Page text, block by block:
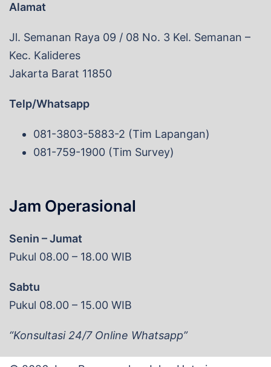
Alamat
Jl. Semanan Raya 09 / 08 No. 3 Kel. Semanan –
Kec. Kalideres
Jakarta Barat 11850
Telp/Whatsapp
081-3803-5883-2 (Tim Lapangan)
081-759-1900 (Tim Survey)
Jam Operasional
Senin – Jumat
Pukul 08.00 – 18.00 WIB
Sabtu
Pukul 08.00 – 15.00 WIB
“Konsultasi 24/7 Online Whatsapp”